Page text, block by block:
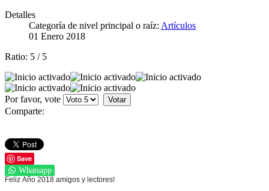
Detalles
Categoría de nivel principal o raíz: Artículos
01 Enero 2018
Ratio: 5 / 5
Por favor, vote
Comparte:
Save
Whatsapp
Feliz Año 2018 amigos y lectores!